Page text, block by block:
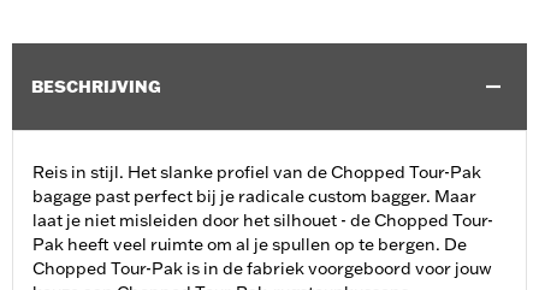
BESCHRIJVING
Reis in stijl. Het slanke profiel van de Chopped Tour-Pak
bagage past perfect bij je radicale custom bagger. Maar
laat je niet misleiden door het silhouet - de Chopped Tour-
Pak heeft veel ruimte om al je spullen op te bergen. De
Chopped Tour-Pak is in de fabriek voorgeboord voor jouw